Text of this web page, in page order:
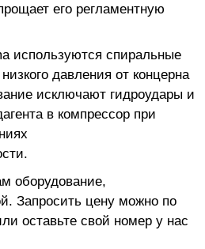
его регламентную
используются спиральные
давления от концерна
исключают гидроудары и
в компрессор при
оборудование,
Запросить цену можно по
оставьте свой номер у нас